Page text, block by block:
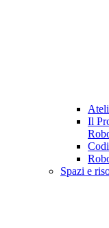
Il
Spazi e